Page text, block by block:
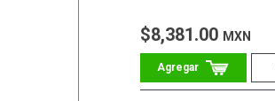
$8,381.00 MXN